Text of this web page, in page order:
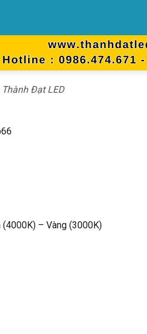
Đạt LED
(4000K) – Vàng (3000K)